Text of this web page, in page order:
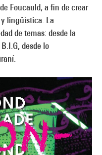
Foucauld, a fin de crear
lingüística. La
de temas: desde la
desde lo